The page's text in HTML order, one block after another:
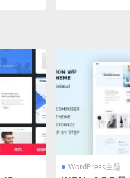
WordPress主题